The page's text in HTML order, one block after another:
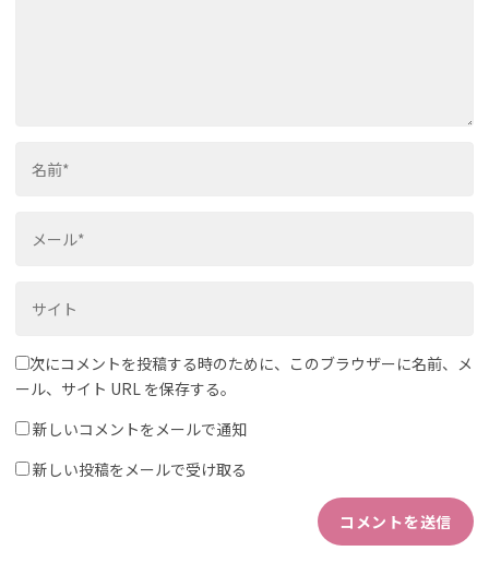
次にコメントを投稿する時のために、このブラウザーに名前、メ
ール、サイト URL を保存する。
新しいコメントをメールで通知
新しい投稿をメールで受け取る